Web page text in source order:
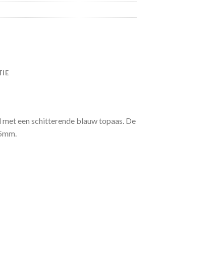
een schitterende blauw topaas. De